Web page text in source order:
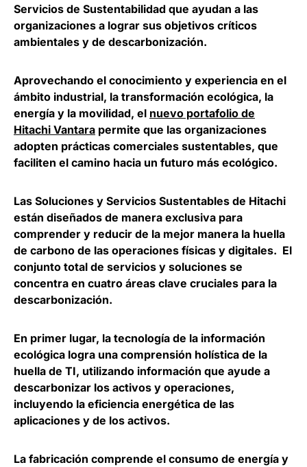
Servicios de Sustentabilidad que ayudan a las
organizaciones a lograr sus objetivos críticos
ambientales y de descarbonización.
Aprovechando el conocimiento y experiencia en el
ámbito industrial, la transformación ecológica, la
energía y la movilidad, el nuevo portafolio de
Hitachi Vantara permite que las organizaciones
adopten prácticas comerciales sustentables, que
faciliten el camino hacia un futuro más ecológico.
Las Soluciones y Servicios Sustentables de Hitachi
están diseñados de manera exclusiva para
comprender y reducir de la mejor manera la huella
de carbono de las operaciones físicas y digitales. El
conjunto total de servicios y soluciones se
concentra en cuatro áreas clave cruciales para la
descarbonización.
En primer lugar, la tecnología de la información
ecológica logra una comprensión holística de la
huella de TI, utilizando información que ayude a
descarbonizar los activos y operaciones,
incluyendo la eficiencia energética de las
aplicaciones y de los activos.
La fabricación comprende el consumo de energía y